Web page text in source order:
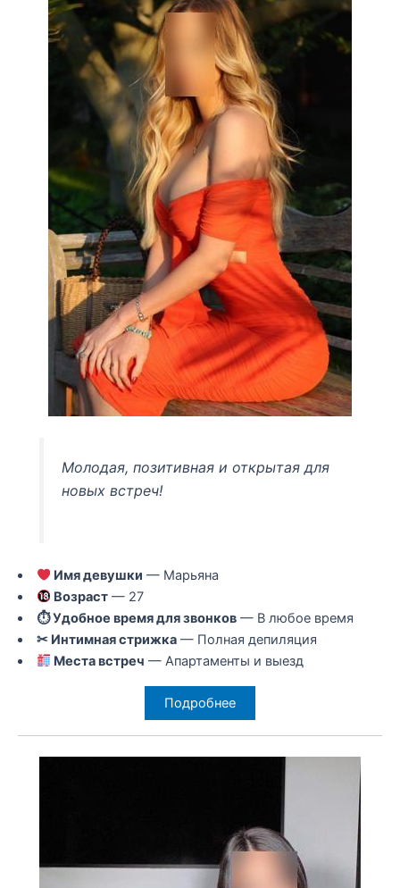
Молодая, позитивная и открытая для
новых встреч!
Имя девушки — Марьяна
Возраст — 27
⏱ Удобное время для звонков— В любое время
✂ Интимная стрижка— Полная депиляция
Места встреч — Апартаменты и выезд
Подробнее